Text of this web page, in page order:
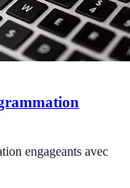
engageants avec